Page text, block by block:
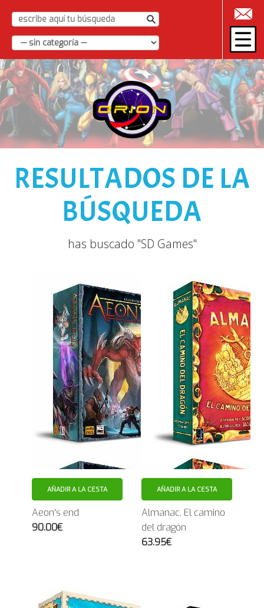
|
RESULTADOS DE LA
BÚSQUEDA
has buscado "SD Games"
AÑADIR A LA CESTA
Aeon's end
90.00€
AÑADIR A LA CESTA
Almanac. El camino
del dragón
63.95€